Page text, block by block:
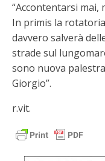
“Accontentarsi
In primis la
davvero salverà
strade sul
sono nuova
Giorgio”.
r.vit.